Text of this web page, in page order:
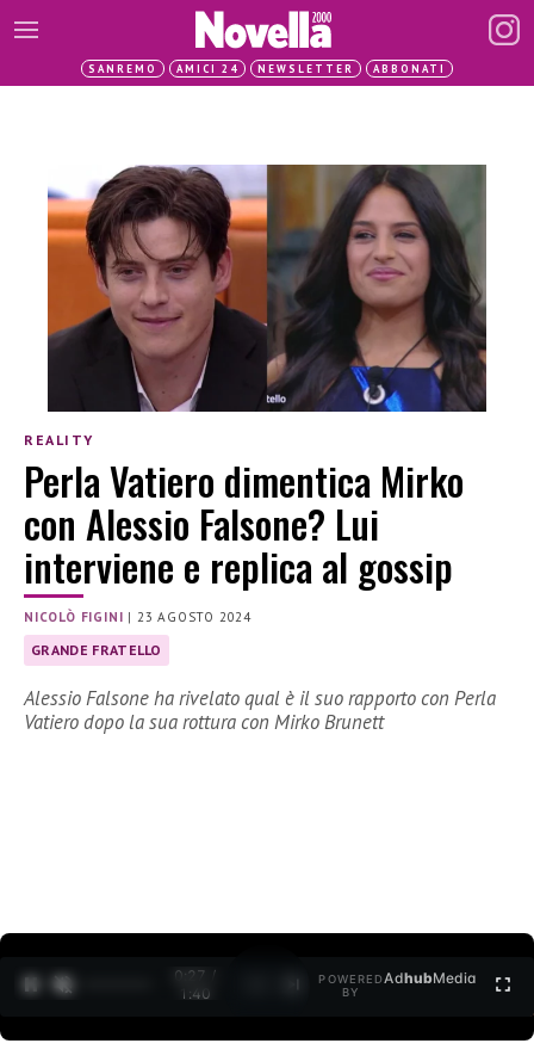
SANREMO AMICI 24 NEWSLETTER ABBONATI
REALITY
Perla Vatiero dimentica Mirko
con Alessio Falsone? Lui
interviene e replica al gossip
NICOLÒ FIGINI | 23 AGOSTO 2024
GRANDE FRATELLO
Alessio Falsone ha rivelato qual è il suo rapporto con Perla
Vatiero dopo la sua rottura con Mirko Brunett
0:28 /
1:40
POWERED
BY
AdhubMedia